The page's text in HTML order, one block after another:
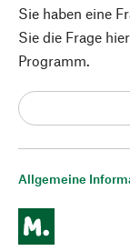
Allgemeine
Sie haben eine
Sie die Frage
Programm.